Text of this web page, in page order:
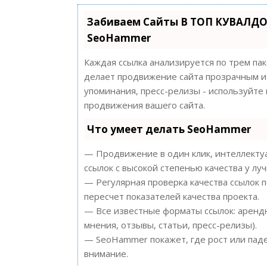
Забиваем Сайты В ТОП
SeoHammer
Каждая ссылка анализируется по трем
делает продвижение сайта прозрачным
упоминания, пресс-релизы -
продвижения вашего сайта.
Что умеет делать SeoHammer
— Продвижение в один клик,
ссылок с высокой степенью качества у
— Регулярная проверка качества
пересчет показателей качества проекта.
— Все известные форматы ссылок:
мнения, отзывы, статьи, пресс-релизы).
— SeoHammer покажет, где рост или
внимание.